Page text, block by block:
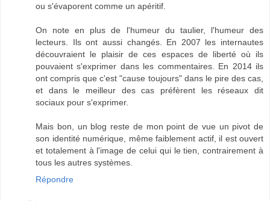
ou s'évaporent comme un apéritif.
On note en plus de l'humeur du taulier, l'humeur des
lecteurs. Ils ont aussi changés. En 2007 les internautes
découvraient le plaisir de ces espaces de liberté où ils
pouvaient s'exprimer dans les commentaires. En 2014 ils
ont compris que c'est "cause toujours" dans le pire des cas,
et dans le meilleur des cas préfèrent les réseaux dit
sociaux pour s'exprimer.
Mais bon, un blog reste de mon point de vue un pivot de
son identité numérique, même faiblement actif, il est ouvert
et totalement à l'image de celui qui le tien, contrairement à
tous les autres systèmes.
Répondre